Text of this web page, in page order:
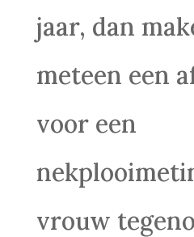
jaar, dan
meteen een
voor een
vrouw